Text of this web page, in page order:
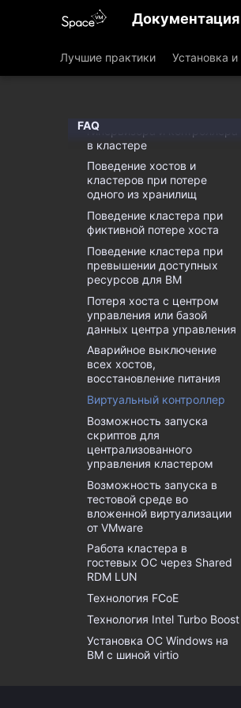
Документация
Лучшие практики Установка
FAQ
ВМ с ОС Windows 7 не
вводится в домен
При создании
автоматического пула ВМ
гипервизора и контроллера
в кластере
Поведение хостов и
кластеров при потере
одного из хранилищ
Поведение кластера при
фиктивной потере хоста
Поведение кластера при
превышении доступных
ресурсов для ВМ
Потеря хоста с центром
управления или базой
данных центра управления
Аварийное выключение
всех хостов,
восстановление питания
Виртуальный контроллер
Возможность запуска
скриптов для
централизованного
управления кластером
Возможность запуска в
тестовой среде во
вложенной виртуализации
от VMware
Работа кластера в
гостевых ОС через Shared
RDM LUN
Технология FCoE
Технология Intel Turbo Boost
Установка ОС Windows на
ВМ с шиной virtio